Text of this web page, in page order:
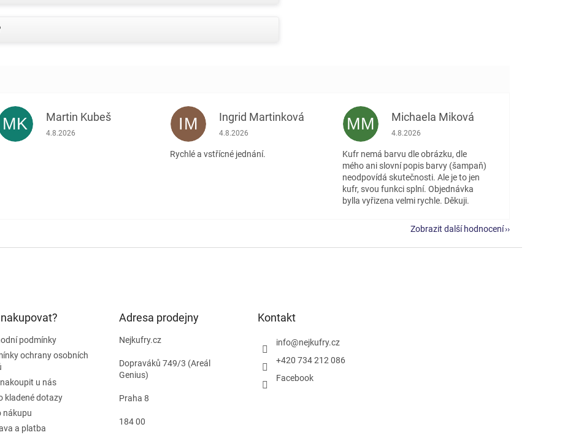
MK Martin Kubeš
Hodnocení obchodu je 5 z 5 hvězdiček.
4.8.2026 IM Ingrid Martinková
Hodnocení obchodu je 5 z 5 hvězdiček.
4.8.2026
Rychlé a vstřícné jednání.
MM Michaela Miková
Hodnocení obchodu je 5 z 5 hvězdiček.
4.8.2026
Kufr nemá barvu dle obrázku, dle
mého ani slovní popis barvy (šampaň)
neodpovídá skutečnosti. Ale je to jen
kufr, svou funkci splní. Objednávka
bylla vyřizena velmi rychle. Děkuji.
Zobrazit další hodnocení
podmínky
ochrany osobních
u nás
kladené dotazy
nákupu
a platba
Adresa prodejny
Nejkufry.cz
Dopraváků 749/3 (Areál
Genius)
Praha 8
184 00
Kontakt
info@nejkufry.cz
+420 734 212 086
Facebook